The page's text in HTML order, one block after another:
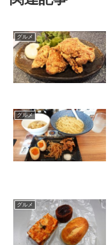
グルメ
グルメ
グルメ